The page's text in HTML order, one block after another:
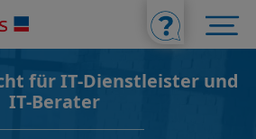
für IT-Dienstleister und
IT-Berater